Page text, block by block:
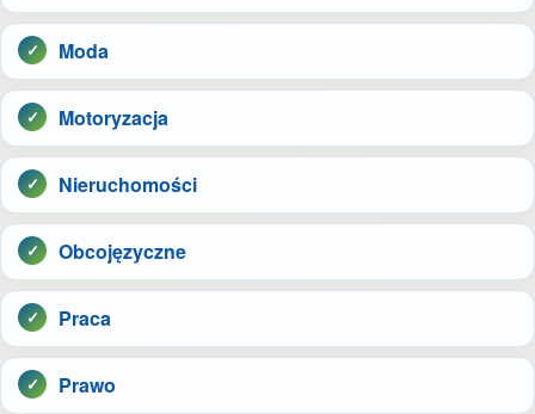
Moda
Motoryzacja
Nieruchomości
Obcojęzyczne
Praca
Prawo